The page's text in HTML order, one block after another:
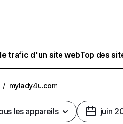
trafic d'un site webTop des
/ mylady4u.com
les appareils juin